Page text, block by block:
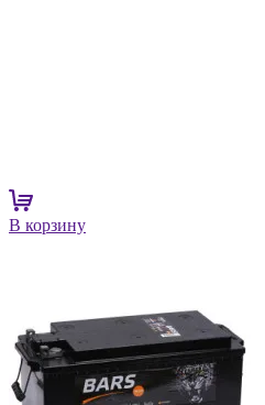
В корзину